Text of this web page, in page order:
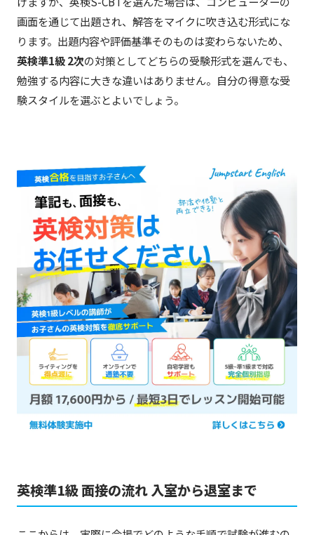
画面を通じて出題され、解答をマイクに吹き込む形式にな
ります。出題内容や評価基準そのものは変わらないため、
英検準1級 2次の対策としてどちらの受験形式を選んでも、
勉強する内容に大きな違いはありません。自分の得意な受
験スタイルを選ぶとよいでしょう。
英検準1級 面接の流れ 入室から退室まで